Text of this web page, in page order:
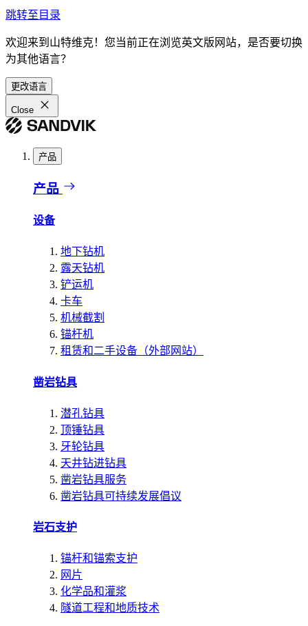
跳转至目录
欢迎来到山特维克！您当前正在浏览英文版网站，是否要切换
为其他语言？
更改语言
Close
产品
产品
设备
地下钻机
露天钻机
铲运机
卡车
机械截割
锚杆机
租赁和二手设备（外部网站）
凿岩钻具
潜孔钻具
顶锤钻具
牙轮钻具
天井钻进钻具
凿岩钻具服务
凿岩钻具可持续发展倡议
岩石支护
锚杆和锚索支护
网片
化学品和灌浆
隧道工程和地质技术